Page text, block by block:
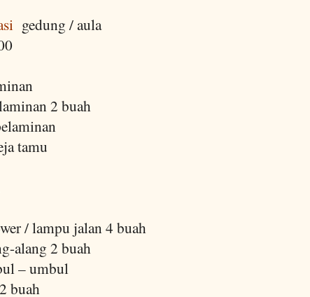
gedung / aula
2 buah
tamu
/ lampu jalan 4 buah
alang 2 buah
– umbul
buah